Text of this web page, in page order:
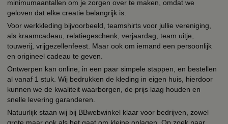
minimumaantallen om je zorgen over te maken, omdat we
geloven dat elke creatie belangrijk is.
Voor werkkleding bijvoorbeeld, teamshirts voor jullie vereniging,
als kraamcadeau, relatiegeschenk, verjaardag, team uitje,
touwerij, vrijgezellenfeest. Maar ook om iemand een persoonlijk
en origineel cadeau te geven.
Ontwerpen kan online, in een paar simpele stappen, en bestellen
al vanaf 1 stuk. Wij bedrukken de kleding in eigen huis, hierdoor
kunnen we de kwaliteit waarborgen, de prijs laag houden en
snelle levering garanderen.
Natuurlijk staan wij bij BBwebwinkel klaar voor bedrijven, zowel